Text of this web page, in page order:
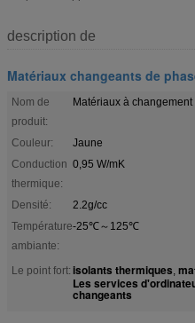
description de
Matériaux changeants de
Nom de
produit:
Matériaux à changement
Couleur:
Jaune
Conduction
thermique:
0,95 W/mK
Densité:
2.2g/cc
Température
ambiante:
-25℃～125℃
Le point fort: isolants thermiques,
Les services
changeants